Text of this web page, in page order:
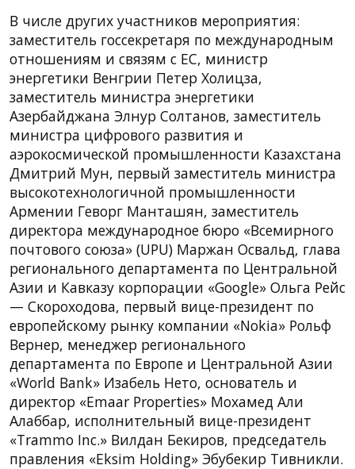
В числе других участников мероприятия:
заместитель госсекретаря по международным
отношениям и связям с ЕС, министр
энергетики Венгрии Петер Холицза,
заместитель министра энергетики
Азербайджана Элнур Солтанов, заместитель
министра цифрового развития и
аэрокосмической промышленности Казахстана
Дмитрий Мун, первый заместитель министра
высокотехнологичной промышленности
Армении Геворг Манташян, заместитель
директора международное бюро «Всемирного
почтового союза» (UPU) Маржан Освальд, глава
регионального департамента по Центральной
Азии и Кавказу корпорации «Google» Ольга Рейс
— Скороходова, первый вице-президент по
европейскому рынку компании «Nokia» Рольф
Вернер, менеджер регионального
департамента по Европе и Центральной Азии
«World Bank» Изабель Нето, основатель и
директор «Emaar Properties» Мохамед Али
Алаббар, исполнительный вице-президент
«Trammo Inc.» Вилдан Бекиров, председатель
правления «Eksim Holding» Эбубекир Тивникли.